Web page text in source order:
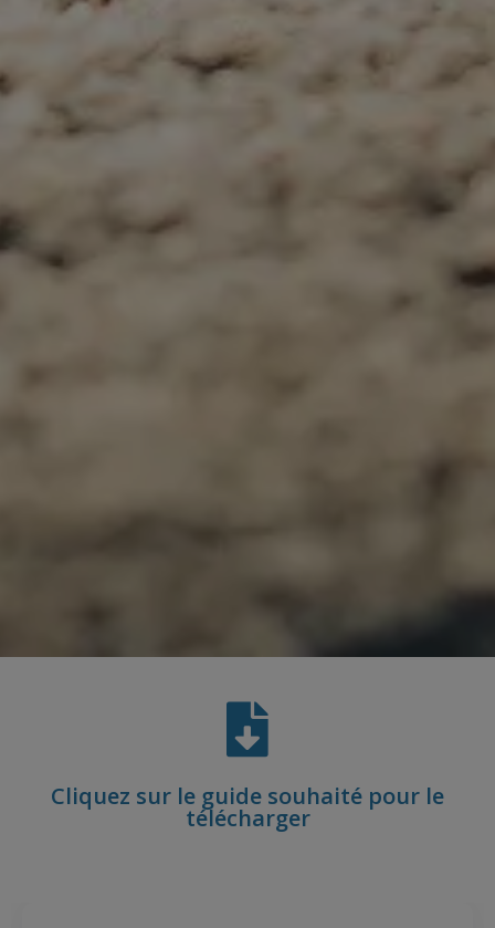
Cliquez sur le guide souhaité pour le
télécharger